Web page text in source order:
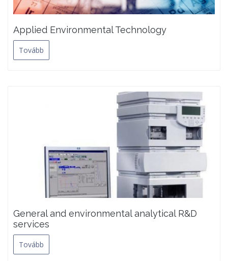
Applied Environmental Technology
Tovább
General and environmental analytical R&D
services
Tovább